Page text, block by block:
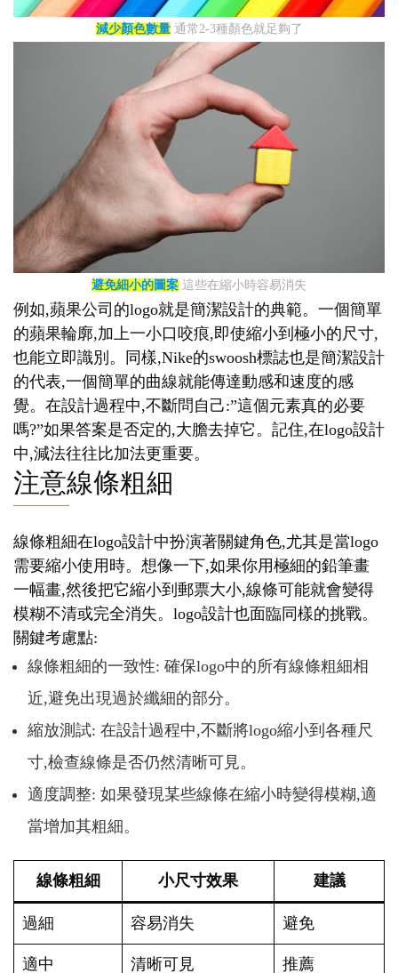
減少顏色數量通常2-3種顏色就足夠了
避免細小的圖案 這些在縮小時容易消失
例如,蘋果公司的logo就是簡潔設計的典範。一個簡單
的蘋果輪廓,加上一小口咬痕,即使縮小到極小的尺寸,
也能立即識別。同樣,Nike的swoosh標誌也是簡潔設計
的代表,一個簡單的曲線就能傳達動感和速度的感
覺。在設計過程中,不斷問自己:”這個元素真的必要
嗎?”如果答案是否定的,大膽去掉它。記住,在logo設計
中,減法往往比加法更重要。
注意線條粗細
線條粗細在logo設計中扮演著關鍵角色,尤其是當logo
需要縮小使用時。想像一下,如果你用極細的鉛筆畫
一幅畫,然後把它縮小到郵票大小,線條可能就會變得
模糊不清或完全消失。logo設計也面臨同樣的挑戰。
關鍵考慮點:
線條粗細的一致性: 確保logo中的所有線條粗細相
近,避免出現過於纖細的部分。
縮放測試: 在設計過程中,不斷將logo縮小到各種尺
寸,檢查線條是否仍然清晰可見。
適度調整: 如果發現某些線條在縮小時變得模糊,適
當增加其粗細。
線條粗細 小尺寸效果 建議
過細 容易消失 避免
適中 清晰可見 推薦